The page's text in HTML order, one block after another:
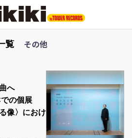
覧 その他
へ
の個展
像〉におけ